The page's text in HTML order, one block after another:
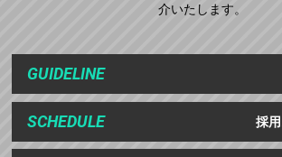
介いたします。
GUIDELINE
SCHEDULE 採